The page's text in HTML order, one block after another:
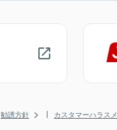
勧誘方針 カスタマーハラス